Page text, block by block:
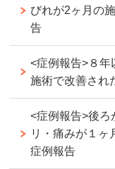
びれが2ヶ月の
告
<症例報告>８
施術で改善され
<症例報告>後ろ
リ・痛みが１ヶ
症例報告